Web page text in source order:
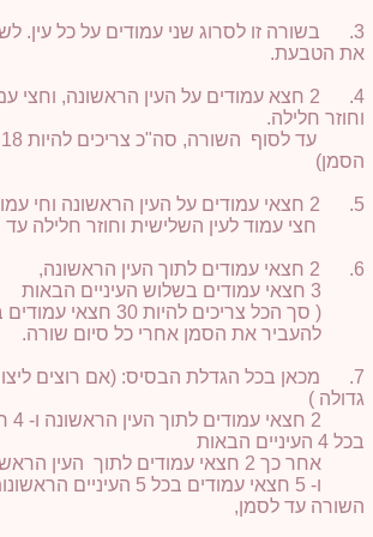
3. בשורה זו לסרוג שני עמודים על כל עין.
את הטבעת.
4. 2 חצא עמודים על העין הראשונה, וחצי
וחוזר חלילה.
הסמן)
5. 2 חצאי עמודים על העין הראשונה וחי עמוד לעין השנייה,
חצי עמוד לעין השלישית וחוזר חלילה עד
6. 2 חצאי עמודים לתוך העין הראשונה,
( סך הכל צריכים להיות 30 חצאי עמודים בסיבוב)
להעביר את הסמן אחרי כל סיום שורה.
7. מכאן בכל הגדלת הבסיס: (אם רוצים
גדולה )
2
בכל 4 העיניים הבאות
אחר כך 2 חצאי עמודים לתוך העין הראשונה
ו- 5 חצאי עמודים בכל 5
השורה עד לסמן,